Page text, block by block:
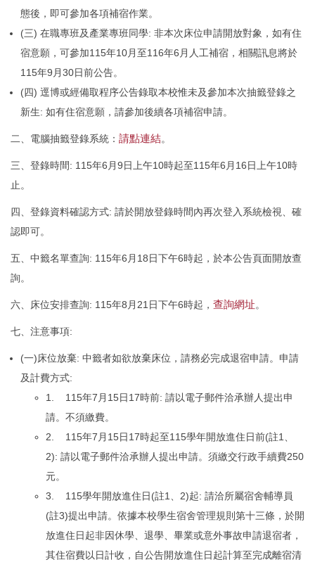
態後，即可參加各項補宿作業。
(三) 在職專班及產業專班同學: 非本次床位申請開放對象，如有住
宿意願，可參加115年10月至116年6月人工補宿，相關訊息將於
115年9月30日前公告。
(四) 逕博或經備取程序公告錄取本校惟未及參加本次抽籤登錄之
新生: 如有住宿意願，請參加後續各項補宿申請。
二、電腦抽籤登錄系統： 請點連結。
三、登錄時間: 115年6月9日上午10時起至115年6月16日上午10時
止。
四、登錄資料確認方式: 請於開放登錄時間內再次登入系統檢視、確
認即可。
五、中籤名單查詢: 115年6月18日下午6時起，於本公告頁面開放查
詢。
六、床位安排查詢: 115年8月21日下午6時起， 查詢網址。
七、注意事項:
(一)床位放棄: 中籤者如欲放棄床位，請務必完成退宿申請。申請
及計費方式:
1. 115年7月15日17時前: 請以電子郵件洽承辦人提出申
請。不須繳費。
2. 115年7月15日17時起至115學年開放進住日前(註1、
2): 請以電子郵件洽承辦人提出申請。須繳交行政手續費250
元。
3. 115學年開放進住日(註1、2)起: 請洽所屬宿舍輔導員
(註3)提出申請。依據本校學生宿舍管理規則第十三條，於開
放進住日起非因休學、退學、畢業或意外事故申請退宿者，
其住宿費以日計收，自公告開放進住日起計算至完成離宿清